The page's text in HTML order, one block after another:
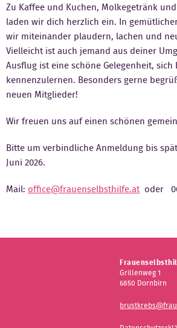
Zu Kaffee und Kuchen, Molkegetränk
laden wir dich herzlich ein. In
wir miteinander plaudern, lachen und
Vielleicht ist auch jemand aus deiner
Ausflug ist eine schöne Gelegenheit, sich
kennenzulernen. Besonders gerne
neuen Mitglieder!
Wir freuen uns auf einen schönen
Bitte um verbindliche Anmeldung bis
Juni 2026.
Mail: office@frauenselbsthilfe.atoder
Grillenweg 1
6850 Dornbirn